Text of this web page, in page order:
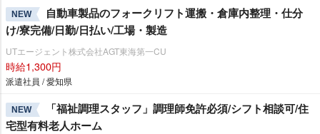
NEW
自動車製品のフォークリフト運搬・倉庫内整理・仕分
け/寮完備/日勤/日払い/工場・製造
UTエージェント株式会社AGT東海第一CU
時給1,300円
派遣社員 / 愛知県
NEW
「福祉調理スタッフ」調理師免許必須/シフト相談可/住
宅型有料老人ホーム